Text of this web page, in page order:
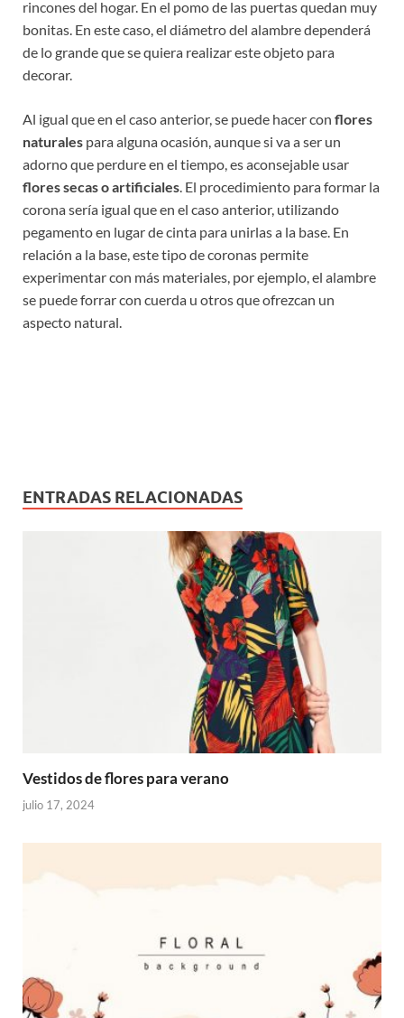
rincones del hogar. En el pomo de las puertas quedan muy
bonitas. En este caso, el diámetro del alambre dependerá
de lo grande que se quiera realizar este objeto para
decorar.
Al igual que en el caso anterior, se puede hacer con flores
naturales para alguna ocasión, aunque si va a ser un
adorno que perdure en el tiempo, es aconsejable usar
flores secas o artificiales. El procedimiento para formar la
corona sería igual que en el caso anterior, utilizando
pegamento en lugar de cinta para unirlas a la base. En
relación a la base, este tipo de coronas permite
experimentar con más materiales, por ejemplo, el alambre
se puede forrar con cuerda u otros que ofrezcan un
aspecto natural.
ENTRADAS RELACIONADAS
Vestidos de flores para verano
julio 17, 2024